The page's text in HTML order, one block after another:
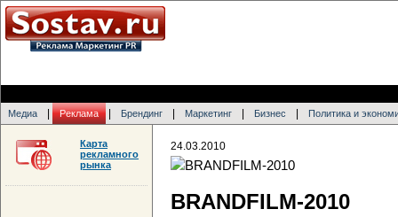
Медиа Реклама Брендинг Маркетинг Бизнес Политика и
24.03.2010
BRANDFILM-2010
Карта
рекламного
рынка